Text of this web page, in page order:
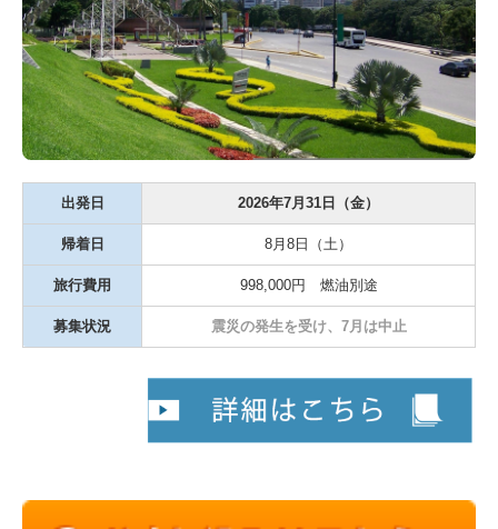
出発日 2026年7月31日（金）
帰着日 8月8日（土）
旅行費用 998,000円 燃油別途
募集状況 震災の発生を受け、7月は中止